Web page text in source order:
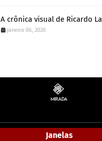
A crônica visual de Ricardo
janeiro 06, 2020
Janelas